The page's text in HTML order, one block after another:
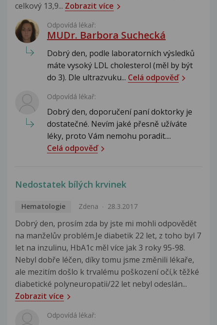
celkový 13,9... Zobrazit více
Odpovídá lékař:
MUDr. Barbora Suchecká
Dobrý den, podle laboratorních výsledků
máte vysoký LDL cholesterol (měl by být
do 3). Dle ultrazvuku... Celá odpověď
Odpovídá lékař:
Dobrý den, doporučení paní doktorky je
dostatečné. Nevím jaké přesně užíváte
léky, proto Vám nemohu poradit....
Celá odpověď
Nedostatek bílých krvinek
Hematologie Zdena 28.3.2017
Dobrý den, prosím zda by jste mi mohli odpovědět
na manželův problém.Je diabetik 22 let, z toho byl 7
let na inzulinu, HbA1c měl více jak 3 roky 95-98.
Nebyl dobře léčen, díky tomu jsme změnili lékaře,
ale mezitím došlo k trvalému poškození očí,k těžké
diabetické polyneuropatii/22 let nebyl odeslán...
Zobrazit více
Odpovídá lékař: